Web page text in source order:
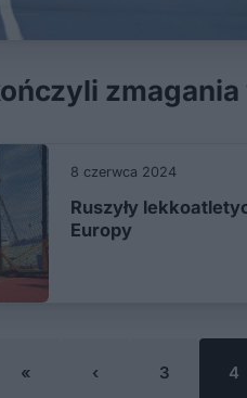
zmagania
8 czerwca 2024
Ruszyły
Europy
« ‹ 3 4